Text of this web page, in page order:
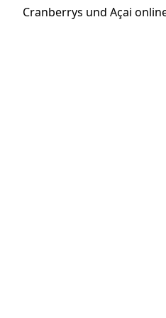
Cranberrys und Açai